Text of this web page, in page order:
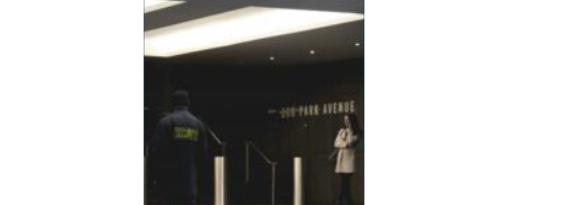
spännande. När en
privatperson,
fastighetsägare eller
verksamhet anlitar en
arkitekt i Stockholm
handlar upp...